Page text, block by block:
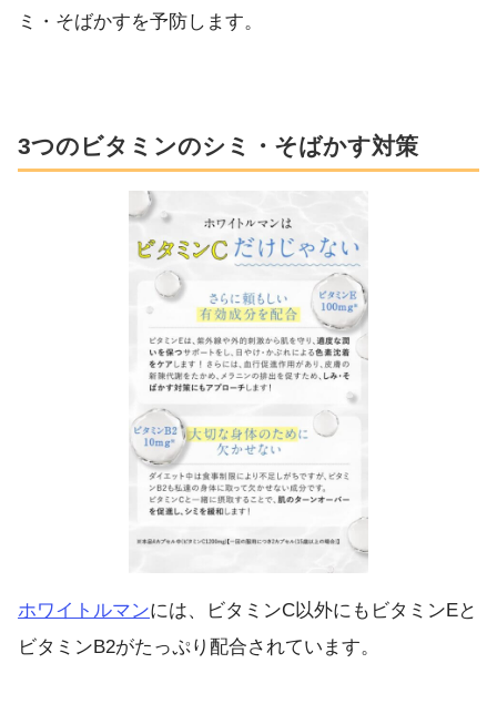
ミ・そばかすを予防します。
3つのビタミンのシミ・そばかす対策
ホワイトルマンには、ビタミンC以外にもビタミンEと
ビタミンB2がたっぷり配合されています。